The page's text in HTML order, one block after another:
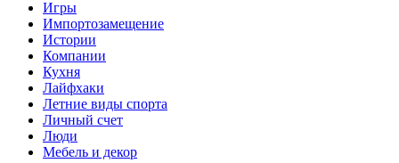
Игры
Импортозамещение
Истории
Компании
Кухня
Лайфхаки
Летние виды спорта
Личный счет
Люди
Мебель и декор